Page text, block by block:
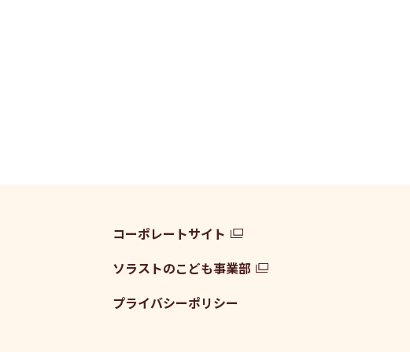
コーポレートサイト
ソラストのこども事業部
プライバシーポリシー